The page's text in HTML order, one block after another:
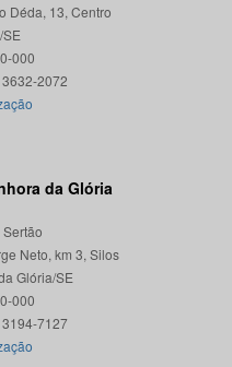
Déda, 13, Centro
000
da Glória
Neto, km 3, Silos
Glória/SE
000
Contato +55 79 3194-7127